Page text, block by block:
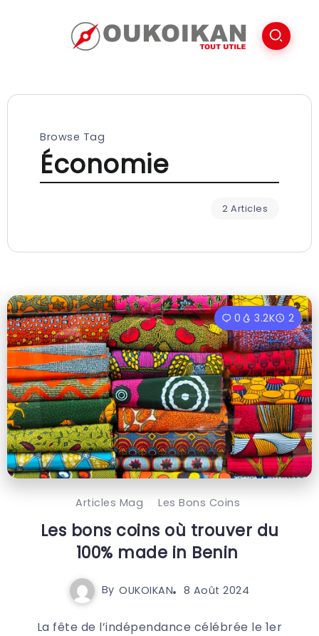
Browse Tag
Économie
2 Articles
0 3.2K 2
Articles Mag Les Bons Coins
Les bons coins où trouver du
100% made in Benin
By OUKOIKAN 8 Août 2024
La fête de l’indépendance célébrée le 1er